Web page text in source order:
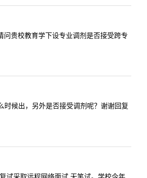
贵校教育学下设专业调剂是否接受跨专
候出，另外是否接受调剂呢？谢谢回复